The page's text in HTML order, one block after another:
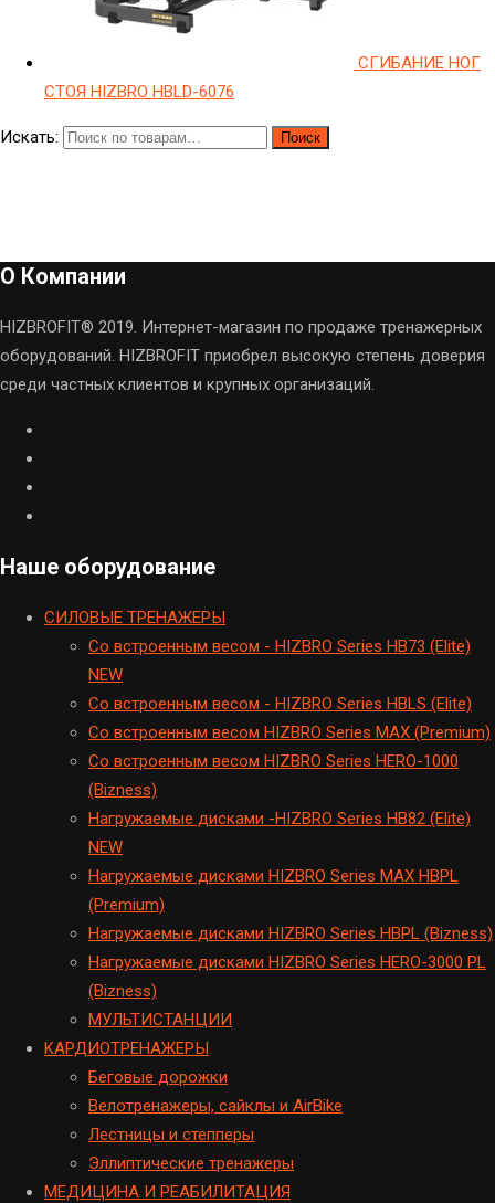
СГИБАНИЕ НОГ
СТОЯ HIZBRO HBLD-6076
Искать: Поиск
О Компании
HIZBROFIT® 2019. Интернет-магазин по продаже тренажерных
оборудований. HIZBROFIT приобрел высокую степень доверия
среди частных клиентов и крупных организаций.
Наше оборудование
CИЛОВЫЕ ТРЕНАЖЕРЫ
Cо встроенным весом - HIZBRO Series HB73 (Elite)
NEW
Cо встроенным весом - HIZBRO Series HBLS (Elite)
Со встроенным весом HIZBRO Series MAX (Premium)
Cо встроенным весом HIZBRO Series HERO-1000
(Bizness)
Hагружаемые дисками -HIZBRO Series HB82 (Elite)
NEW
Нагружаемые дисками HIZBRO Series MAX HBPL
(Premium)
Hагружаемые дисками HIZBRO Series HBPL (Bizness)
Hагружаемые дисками HIZBRO Series HERO-3000 PL
(Bizness)
МУЛЬТИСТАНЦИИ
KАРДИОТРЕНАЖЕРЫ
Беговые дорожки
Велотренажеры, сайклы и AirBike
Лестницы и степперы
Эллиптические тренажеры
МЕДИЦИНА И РЕАБИЛИТАЦИЯ